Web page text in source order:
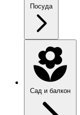
Посуда
Сад и балкон